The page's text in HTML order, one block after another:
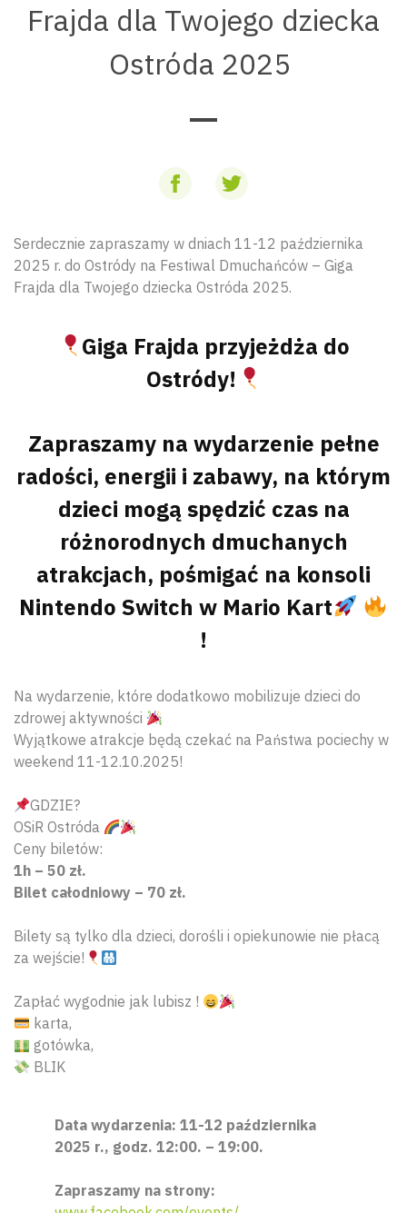
Frajda dla Twojego dziecka
Ostróda 2025
Serdecznie zapraszamy w dniach 11-12 października
2025 r. do Ostródy na Festiwal Dmuchańców – Giga
Frajda dla Twojego dziecka Ostróda 2025.
Giga Frajda przyjeżdża do
Ostródy!
Zapraszamy na wydarzenie pełne
radości, energii i zabawy, na którym
dzieci mogą spędzić czas na
różnorodnych dmuchanych
atrakcjach, pośmigać na konsoli
Nintendo Switch w Mario Kart
!
Na wydarzenie, które dodatkowo mobilizuje dzieci do
zdrowej aktywności
Wyjątkowe atrakcje będą czekać na Państwa pociechy w
weekend 11-12.10.2025!
GDZIE?
OSiR Ostróda
Ceny biletów:
1h – 50 zł.
Bilet całodniowy – 70 zł.
Bilety są tylko dla dzieci, dorośli i opiekunowie nie płacą
za wejście!
Zapłać wygodnie jak lubisz !
karta,
gotówka,
BLIK
Data wydarzenia: 11-12 października
2025 r., godz. 12:00. – 19:00.
Zapraszamy na strony: